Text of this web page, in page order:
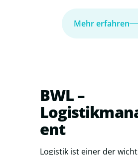
Mehr erfahren
BWL –
ent
Logistik ist einer der